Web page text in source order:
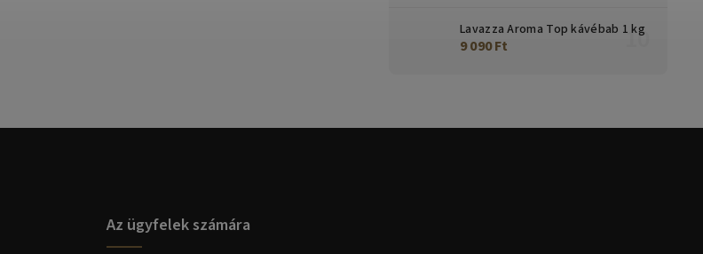
Lavazza Aroma Top kávébab 1 kg
9 090 Ft
Az ügyfelek számára